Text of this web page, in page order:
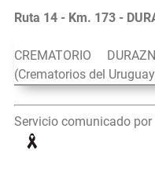
Ruta 14 - Km. 173 -
CREMATORIO
(Crematorios del
Servicio comunicado por